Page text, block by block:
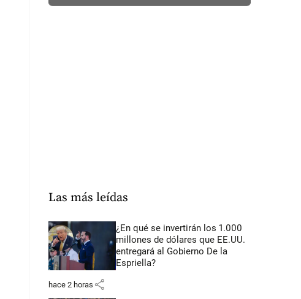
Las más leídas
¿En qué se invertirán los 1.000
millones de dólares que EE.UU.
entregará al Gobierno De la
Espriella?
hace 2 horas share